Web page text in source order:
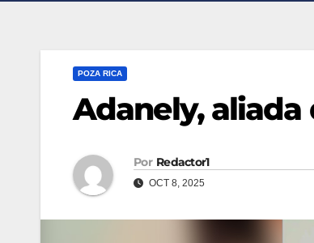
POZA RICA
Adanely,
Por Redactor1
OCT 8, 2025